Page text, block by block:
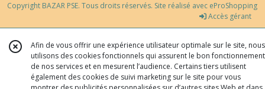
Copyright BAZAR PSE. Tous droits réservés. Site réalisé avec eProShopping
Accès gérant
Afin de vous offrir une expérience utilisateur optimale sur le site, nous
utilisons des cookies fonctionnels qui assurent le bon fonctionnement
de nos services et en mesurent l’audience. Certains tiers utilisent
également des cookies de suivi marketing sur le site pour vous